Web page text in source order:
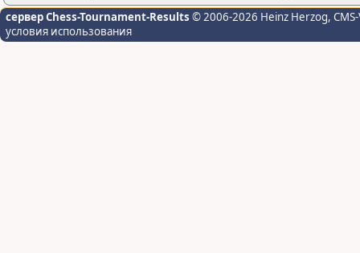
сервер Chess-Tournament-Results © 2006-2026 Heinz Herzog,
условия использования